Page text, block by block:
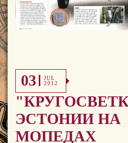
03
JUL
2012
ЭСТОНИИ НА
МОПЕДАХ